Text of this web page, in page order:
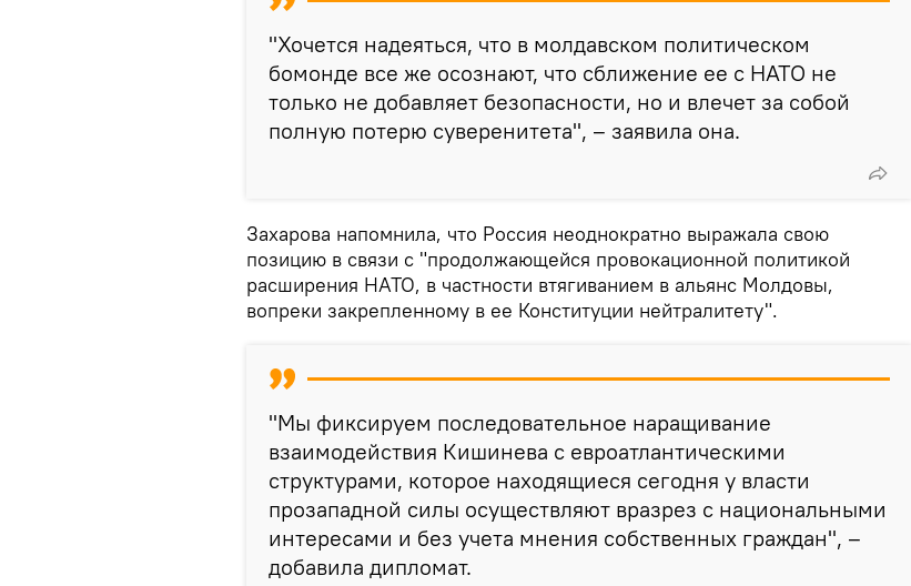
"Хочется надеяться, что в молдавском политическом
бомонде все же осознают, что сближение ее с НАТО не
только не добавляет безопасности, но и влечет за собой
полную потерю суверенитета", – заявила она.
Захарова напомнила, что Россия неоднократно выражала свою
позицию в связи с "продолжающейся провокационной политикой
расширения НАТО, в частности втягиванием в альянс Молдовы,
вопреки закрепленному в ее Конституции нейтралитету".
"Мы фиксируем последовательное наращивание
взаимодействия Кишинева с евроатлантическими
структурами, которое находящиеся сегодня у власти
прозападной силы осуществляют вразрез с национальными
интересами и без учета мнения собственных граждан", –
добавила дипломат.